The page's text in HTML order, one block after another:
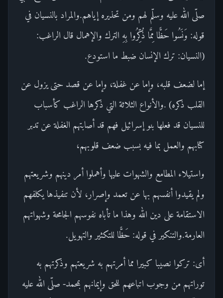
صلّى الله عليه وسلّم لهم ومن تحذيره إياهم.والمراد بالنسيان في
قوله: وَنَسُوا حَظًّا مِمَّا ذُكِّرُوا بِهِ الترك والإهمال قال الراغب:
(النسيان: ترك الإنسان ضبط ما استودع.
إما لضعف قلبه، وإما عن غفلة، وإما عن قصد حتى يزول عن
القلب ذكره) .والأنواع الثلاثة التي ذكرها الراغب كأسباب
للنسيان قد فعلها بنو إسرائيل فهم قد أصابتهم الغفلة عن تدبر
كتابهم والعمل بما فيه بسبب ضعف قلوبهم،
واستيلاء المطامع والشهوات عليها وأهملوا أمر دينهم وشريعتهم
ولم يقيدوا أنفسهم بها عن تعمد وإصرار، لأن تنفيذها يكلفهم
الاستقامة على دين الله وهذا ما تأباه نفوسهم الجامحة وشهواتهم
العارمة.والتنكير في قوله: حَظًّا للتكثير والتهويل.
أى: تركوا نصيبا كبيرا مما أمرتهم به شريعتهم وذكرتهم به
توراتهم من وجوب اتباعهم للحق وإيمانهم بمحمد- صلّى الله عليه